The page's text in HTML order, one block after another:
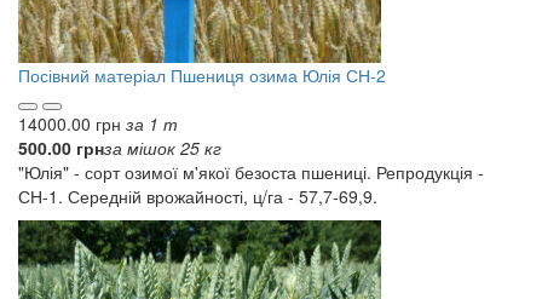
Посівний матеріал Пшениця озима Юлія СН-2
14000.00 грн за 1 т
500.00 грнза мішок 25 кг
"Юлія" - сорт озимої м'якої безоста пшениці. Репродукція -
СН-1. Середній врожайності, ц/га - 57,7-69,9.